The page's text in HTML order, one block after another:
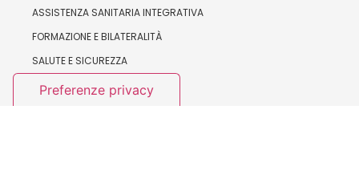
ASSISTENZA SANITARIA INTEGRATIVA
FORMAZIONE E BILATERALITÀ
SALUTE E SICUREZZA
ORGANISMI NAZIONALI